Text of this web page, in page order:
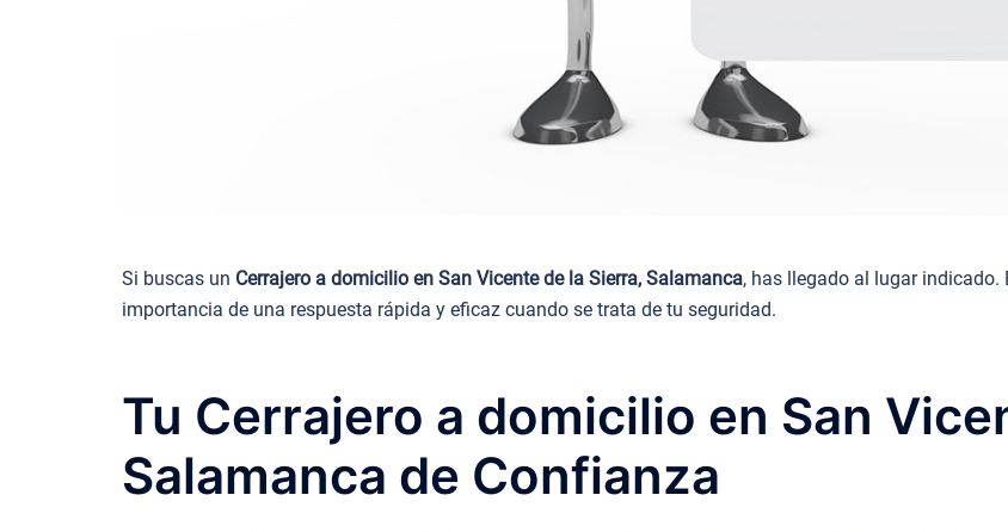
Si buscas un Cerrajero a domicilio en San Vicente de la Sierra, Salamanca, has llegado al lugar indicado.
importancia de una respuesta rápida y eficaz cuando se trata de tu seguridad.
Tu Cerrajero a domicilio en San
Salamanca de Confianza